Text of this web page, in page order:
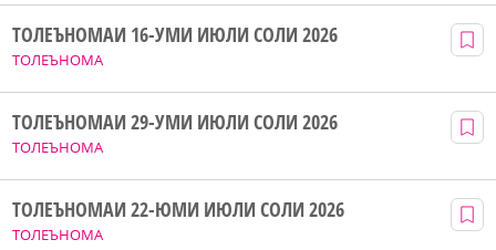
ТОЛЕЪНОМА
ТОЛЕЪНОМАИ 16-УМИ ИЮЛИ СОЛИ 2026
ТОЛЕЪНОМА
ТОЛЕЪНОМАИ 29-УМИ ИЮЛИ СОЛИ 2026
ТОЛЕЪНОМА
ТОЛЕЪНОМАИ 22-ЮМИ ИЮЛИ СОЛИ 2026